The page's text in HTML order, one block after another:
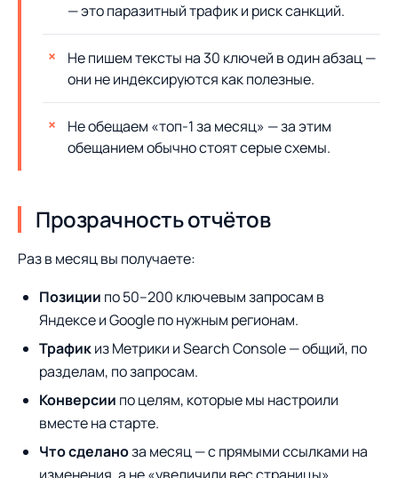
— это паразитный трафик и риск санкций.
Не пишем тексты на 30 ключей в один абзац —
они не индексируются как полезные.
Не обещаем «топ-1 за месяц» — за этим
обещанием обычно стоят серые схемы.
Прозрачность отчётов
Раз в месяц вы получаете:
Позиции по 50–200 ключевым запросам в
Яндексе и Google по нужным регионам.
Трафикиз Метрики и Search Console — общий, по
разделам, по запросам.
Конверсии по целям, которые мы настроили
вместе на старте.
Что сделаноза месяц — с прямыми ссылками на